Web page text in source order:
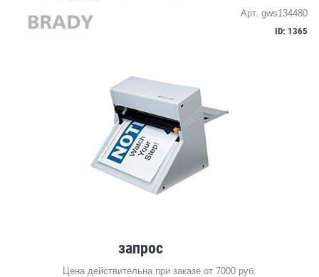
Арт. gws134480
ID: 1365
запрос
Цена действительна при заказе от 7000 руб.